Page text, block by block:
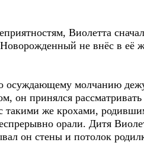
Виолетта
не внёс в её
осуждающему молчанию
принялся рассматривать
такими же крохами,
орали. Дитя
он стены и потолок